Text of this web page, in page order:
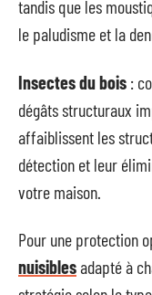
tandis que les
le paludisme et la
Insectes du bois :
dégâts structuraux
affaiblissent les
détection et leur
votre maison.
Pour une protection
nuisiblesadapté à